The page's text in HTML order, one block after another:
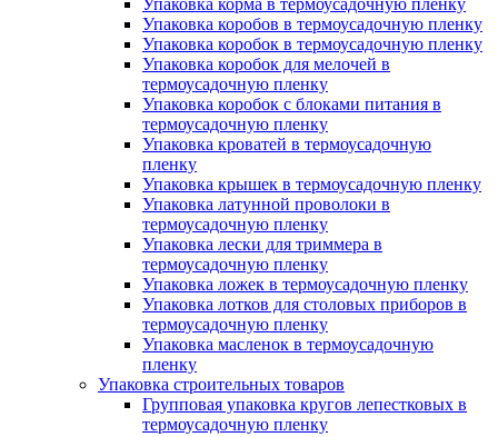
Упаковка корма в термоусадочную пленку
Упаковка коробов в термоусадочную пленку
Упаковка коробок в термоусадочную пленку
Упаковка коробок для мелочей в
термоусадочную пленку
Упаковка коробок с блоками питания в
термоусадочную пленку
Упаковка кроватей в термоусадочную
пленку
Упаковка крышек в термоусадочную пленку
Упаковка латунной проволоки в
термоусадочную пленку
Упаковка лески для триммера в
термоусадочную пленку
Упаковка ложек в термоусадочную пленку
Упаковка лотков для столовых приборов в
термоусадочную пленку
Упаковка масленок в термоусадочную
пленку
Упаковка строительных товаров
Групповая упаковка кругов лепестковых в
термоусадочную пленку